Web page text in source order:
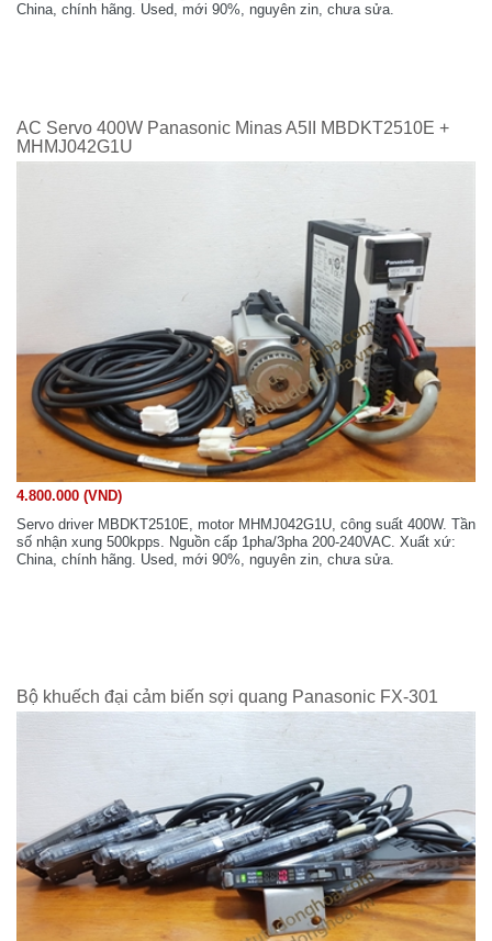
China, chính hãng. Used, mới 90%, nguyên zin, chưa sửa.
AC Servo 400W Panasonic Minas A5II MBDKT2510E +
MHMJ042G1U
4.800.000 (VND)
Servo driver MBDKT2510E, motor MHMJ042G1U, công suất 400W. Tần
số nhận xung 500kpps. Nguồn cấp 1pha/3pha 200-240VAC. Xuất xứ:
China, chính hãng. Used, mới 90%, nguyên zin, chưa sửa.
Bộ khuếch đại cảm biến sợi quang Panasonic FX-301